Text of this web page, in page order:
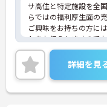
サ高住と特定施設を全
らではの福利厚生面の
ご興味をお持ちの方に
トをお伝えしますので
いませ。
詳細を見